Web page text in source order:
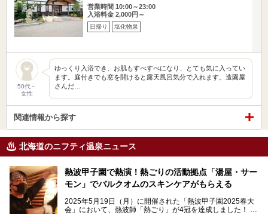
営業時間 10:00～23:00
入浴料金 2,000円～
日帰り 塩化物泉
50代～
女性
ゆっくり入浴でき、お肌もすべすべになり、とても気に入ってい
ます。庭付きでも窓を開けると露天風呂気分で入れます。造園屋
さんだ…
関連情報から探す
北海道のニフティ温泉ニュース
熱波甲子園で熱演！熱ごりの活動拠点「湯屋・サー
モン」でバルクオムのスキンケアがもらえる
2025年5月19日（月）に開催された「熱波甲子園2025春大
会」において、熱波師「熱ごり」が4冠を達成しました！